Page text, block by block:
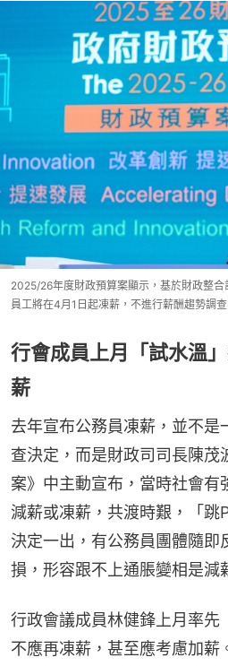
2025/26年度財政預算案顯示，基於財政整
員工將在4月1日起凍薪，不進行薪酬趨勢調查
行會成員上月「試水溫
薪
去年宣布公務員凍薪，並不是
查決定，而是財政司司長陳茂
案》中主動宣布，當時社會有
減薪或凍薪，共渡時艱，「
決定一出，有公務員團體隨即
損，形容跟不上通脹變相是減
行政會議成員林健鋒上月率先
不應再凍薪，甚至應考慮加薪